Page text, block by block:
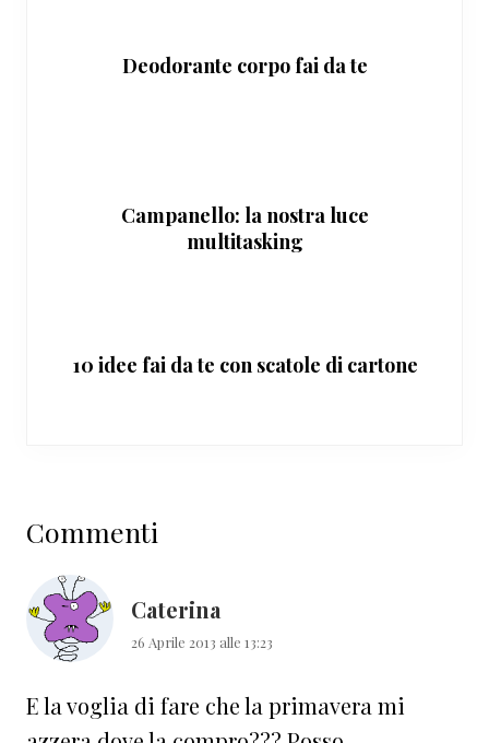
Deodorante corpo fai da te
Campanello: la nostra luce
multitasking
10 idee fai da te con scatole di cartone
del
lettore
Commenti
Caterina
26 Aprile 2013 alle 13:23
E la voglia di fare che la primavera mi